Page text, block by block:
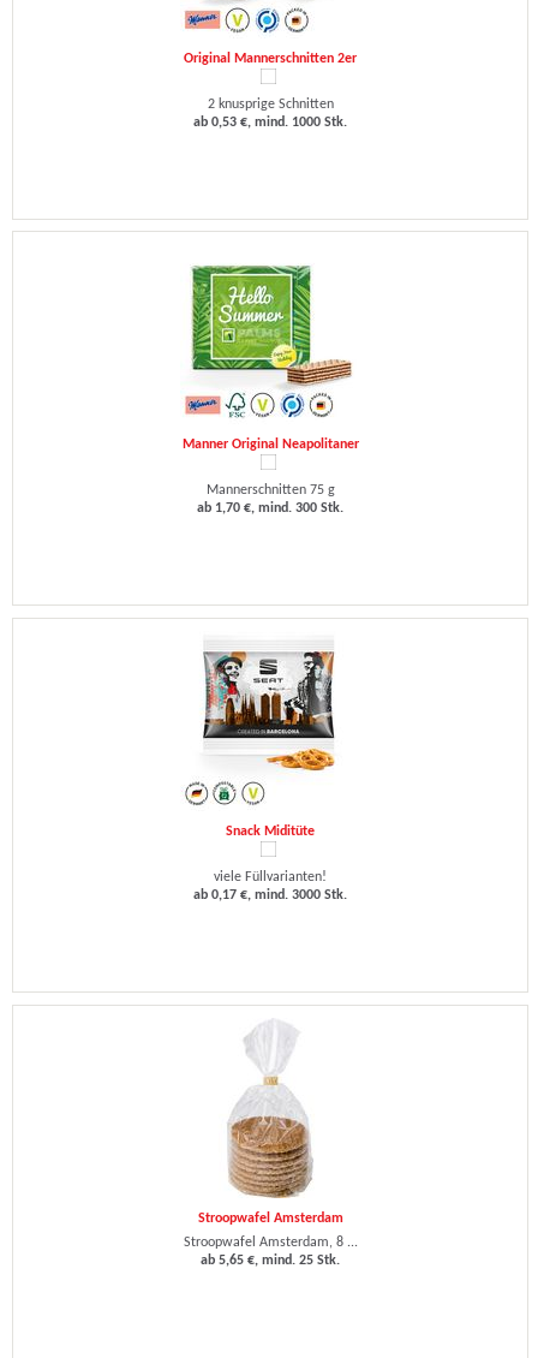
Original Mannerschnitten 2er
2 knusprige Schnitten
ab 0,53 €, mind. 1000 Stk.
Manner Original Neapolitaner
Mannerschnitten 75 g
ab 1,70 €, mind. 300 Stk.
Snack Miditüte
viele Füllvarianten!
ab 0,17 €, mind. 3000 Stk.
Stroopwafel Amsterdam
Stroopwafel Amsterdam, 8 ...
ab 5,65 €, mind. 25 Stk.